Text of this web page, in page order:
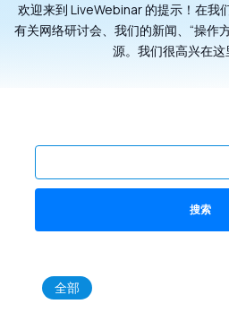
欢迎来到 LiveWebinar 的提示！在我
有关网络研讨会、我们的新闻、“操作
源。我们很高兴在这
搜索
全部